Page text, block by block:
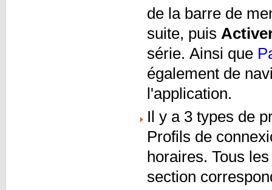
de la barre de
suite, puis
série. Ainsi que
également de
l'application.
Il y a 3 types de
Profils de
horaires. Tous
section